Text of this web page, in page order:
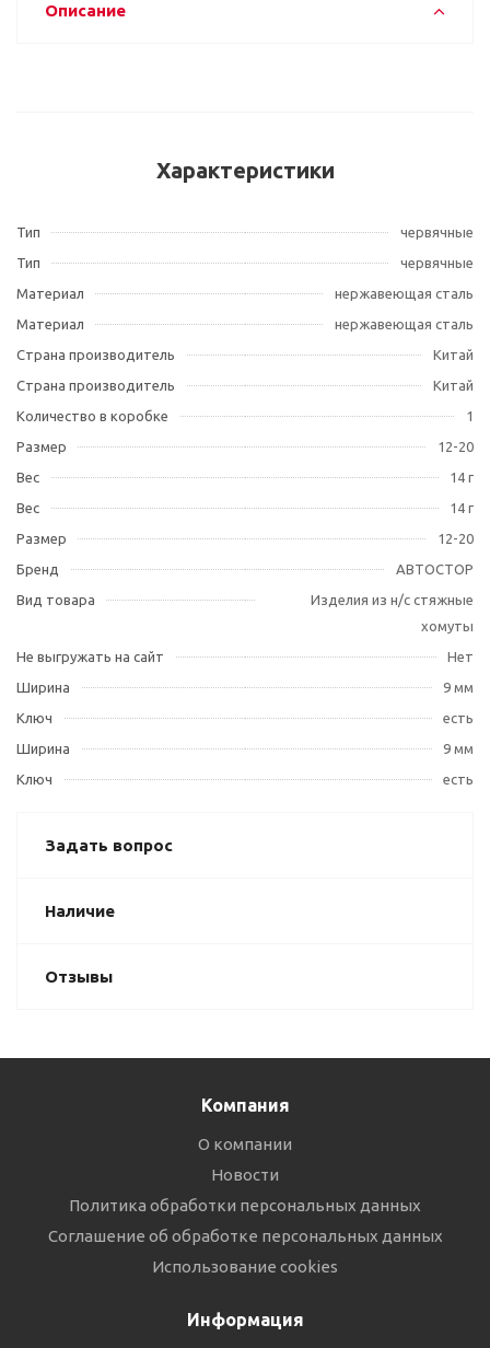
Описание
Характеристики
Тип
червячные
Тип
червячные
Материал
нержавеющая сталь
Материал
нержавеющая сталь
Страна производитель
Китай
Страна производитель
Китай
Количество в коробке
1
Размер
12-20
Вес
14 г
Вес
14 г
Размер
12-20
Бренд
АВТОСТОР
Вид товара
Изделия из н/с стяжные
хомуты
Не выгружать на сайт
Нет
Ширина
9 мм
Ключ
есть
Ширина
9 мм
Ключ
есть
Задать вопрос
Наличие
Отзывы
Компания
О компании
Новости
Политика обработки персональных данных
Соглашение об обработке персональных данных
Использование cookies
Информация